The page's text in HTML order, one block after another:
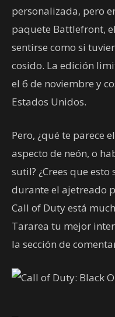
personalizada, pero
paquete Battlefront,
sentirse como si
cosido. La edición
el 6 de noviembre y
Estados Unidos.
Pero, ¿qué te parece
aspecto de neón, o
sutil? ¿Crees que
durante el ajetreado
Call of Duty está
Tararea tu mejor
la sección de